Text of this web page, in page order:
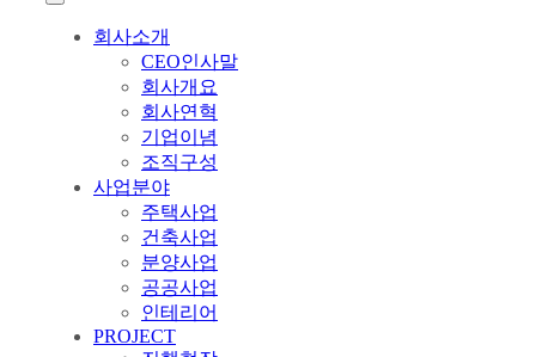
회사소개
CEO인사말
회사개요
회사연혁
기업이념
조직구성
사업분야
주택사업
건축사업
분양사업
공공사업
인테리어
PROJECT